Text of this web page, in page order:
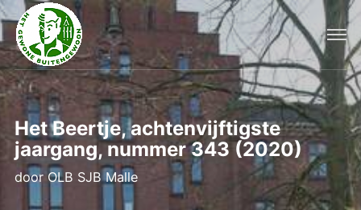
Het Beertje, achtenvijftigste
jaargang, nummer 343 (2020)
door OLB SJB Malle